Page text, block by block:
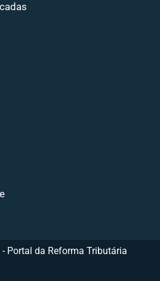
Portal da Reforma Tributária